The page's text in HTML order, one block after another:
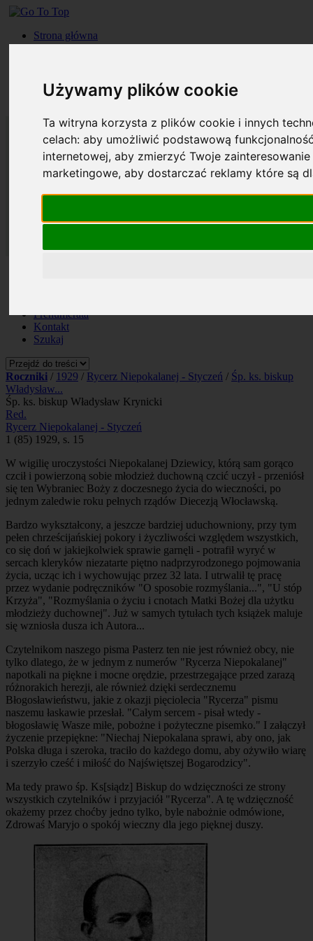
Używamy plików cookie
Ta witryna korzysta z plików cookie i innych
celach:aby umożliwić podstawową
internetowej,aby zmierzyć Twoje
marketingowe,aby dostarczać reklamy które są
Strona główna
Roczniki
Kontakt
Szukaj
Prenumerata
Kontakt
Szukaj
Roczniki / 1929 / Rycerz Niepokalanej - Styczeń / Śp. ks. biskup
Władysław...
Śp. ks. biskup Władysław Krynicki
Red.
Rycerz Niepokalanej - Styczeń
1 (85) 1929, s. 15
W wigilię uroczystości Niepokalanej Dziewicy, którą sam gorąco
czcił i powierzoną sobie młodzież duchowną czcić uczył - przeniósł
się ten Wybraniec Boży z doczesnego życia do wieczności, po
jednym zaledwie roku pełnych rządów Diecezją Włocławską.
Bardzo wykształcony, a jeszcze bardziej uduchowniony, przy tym
pełen chrześcijańskiej pokory i życzliwości względem wszystkich,
co się doń w jakiejkolwiek sprawie garnęli - potrafił wyryć w
sercach kleryków niezatarte piętno nadprzyrodzonego pojmowania
życia, ucząc ich i wychowując przez 32 lata. I utrwalił tę pracę
przez wydanie podręczników "O sposobie rozmyślania...", "U stóp
Krzyża", "Rozmyślania o życiu i cnotach Matki Bożej dla użytku
młodzieży duchownej". Już w samych tytułach tych książek maluje
się wzniosła dusza ich Autora...
Czytelnikom naszego pisma Pasterz ten nie jest również obcy, nie
tylko dlatego, że w jednym z numerów "Rycerza Niepokalanej"
napotkali na piękne i mocne orędzie, przestrzegające przed zarazą
różnorakich herezji, ale również dzięki serdecznemu
Błogosławieństwu, jakie z okazji pięciolecia "Rycerza" pismu
naszemu łaskawie przesłał. "Całym sercem - pisał wtedy -
błogosławię Wasze miłe, pobożne i pożyteczne pisemko." I załączył
życzenie przepiękne: "Niechaj Niepokalana sprawi, aby ono, jak
Polska długa i szeroka, traciło do każdego domu, aby ożywiło wiarę
i szerzyło cześć i miłość do Najświętszej Bogarodzicy".
Ma tedy prawo śp. Ks[siądz] Biskup do wdzięczności ze strony
wszystkich czytelników i przyjaciół "Rycerza". A tę wdzięczność
okażemy przez choćby jedno tylko, byle nabożnie odmówione,
Zdrowaś Maryjo o spokój wieczny dla jego pięknej duszy.